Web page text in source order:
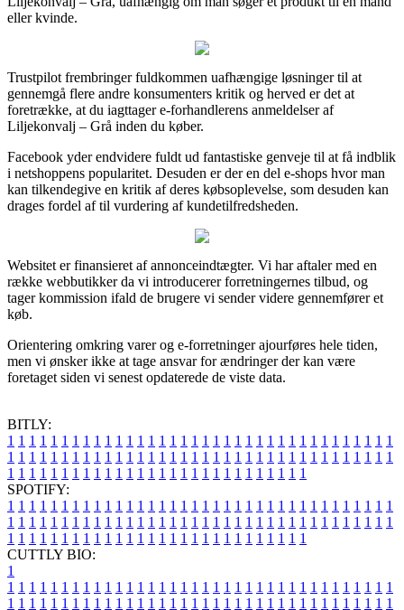
eller kvinde.
Trustpilot frembringer fuldkommen uafhængige løsninger til at
gennemgå flere andre konsumenters kritik og herved er det at
foretrække, at du iagttager e-forhandlerens anmeldelser af
Liljekonvalj – Grå inden du køber.
Facebook yder endvidere fuldt ud fantastiske genveje til at få indblik
i netshoppens popularitet. Desuden er der en del e-shops hvor man
kan tilkendegive en kritik af deres købsoplevelse, som desuden kan
drages fordel af til vurdering af kundetilfredsheden.
Websitet er finansieret af annonceindtægter. Vi har aftaler med en
række webbutikker da vi introducerer forretningernes tilbud, og
tager kommission ifald de brugere vi sender videre gennemfører et
køb.
Orientering omkring varer og e-forretninger ajourføres hele tiden,
men vi ønsker ikke at tage ansvar for ændringer der kan være
foretaget siden vi senest opdaterede de viste data.
BITLY:
1 1 1 1 1 1 1 1 1 1 1 1 1 1 1 1 1 1 1 1 1 1 1 1 1 1 1 1 1 1 1 1 1 1 1 1
1 1 1 1 1 1 1 1 1 1 1 1 1 1 1 1 1 1 1 1 1 1 1 1 1 1 1 1 1 1 1 1 1 1 1 1
1 1 1 1 1 1 1 1 1 1 1 1 1 1 1 1 1 1 1 1 1 1 1 1 1 1 1 1
SPOTIFY:
1 1 1 1 1 1 1 1 1 1 1 1 1 1 1 1 1 1 1 1 1 1 1 1 1 1 1 1 1 1 1 1 1 1 1 1
1 1 1 1 1 1 1 1 1 1 1 1 1 1 1 1 1 1 1 1 1 1 1 1 1 1 1 1 1 1 1 1 1 1 1 1
1 1 1 1 1 1 1 1 1 1 1 1 1 1 1 1 1 1 1 1 1 1 1 1 1 1 1 1
CUTTLY BIO:
1
1 1 1 1 1 1 1 1 1 1 1 1 1 1 1 1 1 1 1 1 1 1 1 1 1 1 1 1 1 1 1 1 1 1 1 1
1 1 1 1 1 1 1 1 1 1 1 1 1 1 1 1 1 1 1 1 1 1 1 1 1 1 1 1 1 1 1 1 1 1 1 1